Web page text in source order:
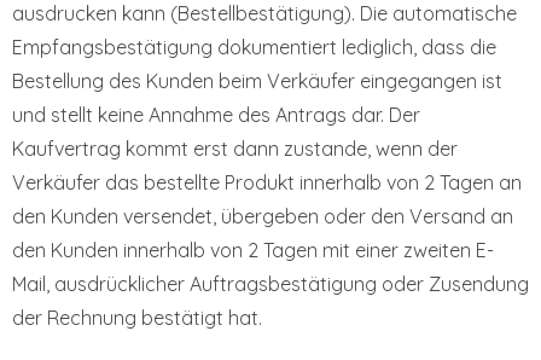
ausdrucken kann (Bestellbestätigung). Die automatische
Empfangsbestätigung dokumentiert lediglich, dass die
Bestellung des Kunden beim Verkäufer eingegangen ist
und stellt keine Annahme des Antrags dar. Der
Kaufvertrag kommt erst dann zustande, wenn der
Verkäufer das bestellte Produkt innerhalb von 2 Tagen an
den Kunden versendet, übergeben oder den Versand an
den Kunden innerhalb von 2 Tagen mit einer zweiten E-
Mail, ausdrücklicher Auftragsbestätigung oder Zusendung
der Rechnung bestätigt hat.